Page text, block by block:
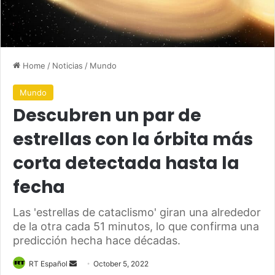
Home / Noticias / Mundo
Mundo
Descubren un par de
estrellas con la órbita más
corta detectada hasta la
fecha
Las 'estrellas de cataclismo' giran una alrededor
de la otra cada 51 minutos, lo que confirma una
predicción hecha hace décadas.
RT Español
SendOctober 5, 2022